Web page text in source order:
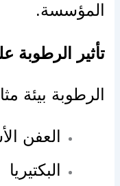
المؤسسة.
تأثير الرطوبة
الرطوبة بيئة
العفن
البكتيريا